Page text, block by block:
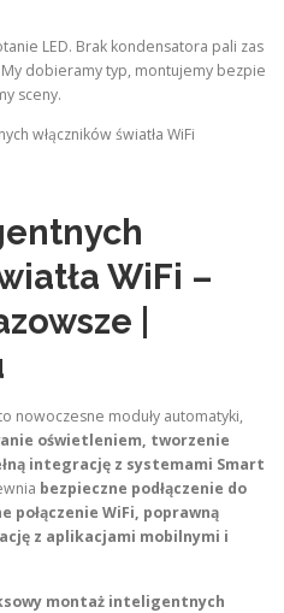
LED. Brak kondensatora pali zas
My dobieramy typ, montujemy bezpie
sceny.
włączników światła WiFi
WiFi –
|
nowoczesne moduły automatyki,
oświetleniem, tworzenie
integrację z systemami Smart
bezpieczne podłączenie do
WiFi, poprawną
z aplikacjami mobilnymi i
montaż inteligentnych